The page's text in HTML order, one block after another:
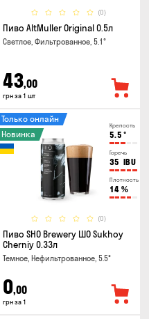
(0)
Пиво AltMuller Original 0.5л
Светлое, Фильтрованное, 5.1°
43,00
грн за 1 шт
Крепость
5.5 °
Горечь
35 IBU
Плотность
14 %
(0)
Только онлайн
Новинка
Пиво SHO Brewery ШО Sukhoy
Cherniy 0.33л
Темное, Нефильтрованное, 5.5°
0,00
грн за 1